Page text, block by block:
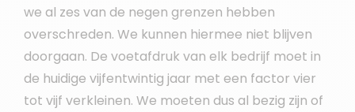
we al zes van de negen grenzen hebben
overschreden. We kunnen hiermee niet blijven
doorgaan. De voetafdruk van elk bedrijf moet in
de huidige vijfentwintig jaar met een factor vier
tot vijf verkleinen. We moeten dus al bezig zijn of